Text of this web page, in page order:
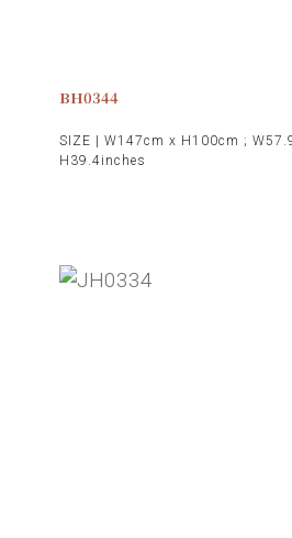
BH0344
SIZE | W147cm x H100cm ;
H39.4inches